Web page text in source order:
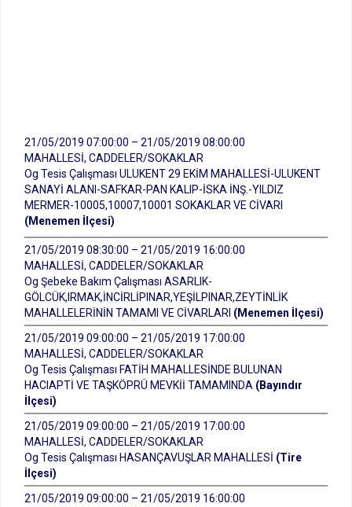
21/05/2019 07:00:00 – 21/05/2019 08:00:00
MAHALLESİ, CADDELER/SOKAKLAR
Og Tesis Çalışması ULUKENT 29 EKİM MAHALLESİ-ULUKENT
SANAYİ ALANI-SAFKAR-PAN KALIP-İSKA İNŞ.-YILDIZ
MERMER-10005,10007,10001 SOKAKLAR VE CİVARI
(Menemen İlçesi)
21/05/2019 08:30:00 – 21/05/2019 16:00:00
MAHALLESİ, CADDELER/SOKAKLAR
Og Şebeke Bakım Çalışması ASARLIK-
GÖLCÜK,IRMAK,İNCİRLİPINAR,YEŞİLPINAR,ZEYTİNLİK
MAHALLELERİNİN TAMAMI VE CİVARLARI (Menemen İlçesi)
21/05/2019 09:00:00 – 21/05/2019 17:00:00
MAHALLESİ, CADDELER/SOKAKLAR
Og Tesis Çalışması FATİH MAHALLESİNDE BULUNAN
HACIAPTİ VE TAŞKÖPRÜ MEVKİİ TAMAMINDA (Bayındır
İlçesi)
21/05/2019 09:00:00 – 21/05/2019 17:00:00
MAHALLESİ, CADDELER/SOKAKLAR
Og Tesis Çalışması HASANÇAVUŞLAR MAHALLESİ (Tire
İlçesi)
21/05/2019 09:00:00 – 21/05/2019 16:00:00